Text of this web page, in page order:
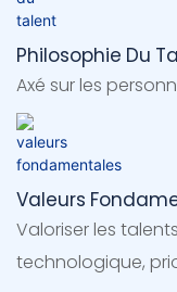
Philosophie Du
Axé sur les
Valeurs
Valoriser les
technologique,